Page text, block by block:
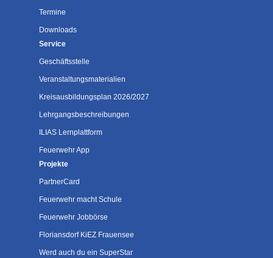
Termine
Downloads
Service
Geschäftsstelle
Veranstaltungsmaterialien
Kreisausbildungsplan 2026/2027
Lehrgangsbeschreibungen
ILIAS Lernplattform
Feuerwehr App
Projekte
PartnerCard
Feuerwehr macht Schule
Feuerwehr Jobbörse
Floriansdorf KiEZ Frauensee
Werd auch du ein SuperStar